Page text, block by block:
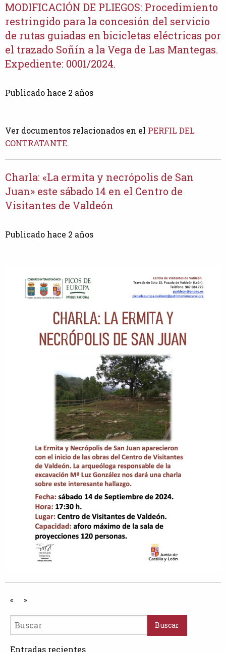
MODIFICACIÓN DE PLIEGOS: Procedimiento
restringido para la concesión del servicio
de rutas guiadas en bicicletas eléctricas por
el trazado Soñín a la Vega de Las Mantegas.
Expediente: 0001/2024.
Publicado hace 2 años
Ver documentos relacionados en el PERFIL DEL
CONTRATANTE.
Charla: «La ermita y necrópolis de San
Juan» este sábado 14 en el Centro de
Visitantes de Valdeón
Publicado hace 2 años
« »
Entradas recientes